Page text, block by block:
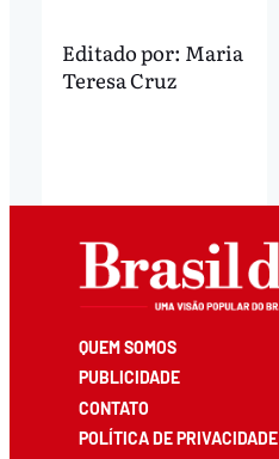
Editado por: Maria
Teresa Cruz
QUEM SOMOS
PUBLICIDADE
CONTATO
POLÍTICA DE PRIVACIDADE